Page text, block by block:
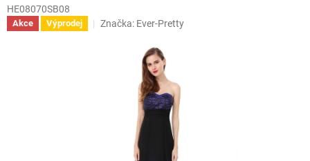
HE08070SB08
Akce Výprodej Značka: Ever-Pretty